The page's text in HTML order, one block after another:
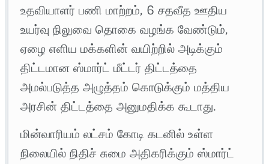
உதவியாளர் பணி மாற்றம், 6 சதவீத ஊதிய
உயர்வு நிலுவை தொகை வழங்க வேண்டும்,
ஏழை எளிய மக்களின் வயிற்றில் அடிக்கும்
திட்டமான ஸ்மார்ட் மீட்டர் திட்டத்தை
அமல்படுத்த அழுத்தம் கொடுக்கும் மத்திய
அரசின் திட்டத்தை அனுமதிக்க கூடாது.
மின்வாரியம் லட்சம் கோடி கடனில் உள்ள
நிலையில் நிதிச் சுமை அதிகரிக்கும் ஸ்மார்ட்